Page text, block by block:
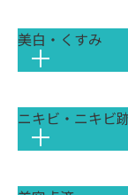
は多岐に
原因が異
法を選ぶ
レーザー
しわの原
類や肌の
プローチ
深くにあ
皮脂の過
イプを正
選ぶことが
美白・くすみ
紫外線に
ケアを行
ニキビ・ニキビ